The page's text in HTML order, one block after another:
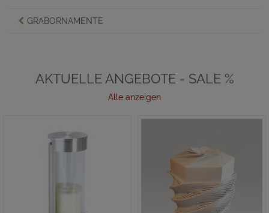
GRABORNAMENTE
AKTUELLE ANGEBOTE - SALE %
Alle anzeigen